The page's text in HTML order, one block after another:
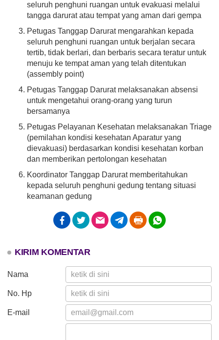
seluruh penghuni ruangan untuk evakuasi melalui
tangga darurat atau tempat yang aman dari gempa
Petugas Tanggap Darurat mengarahkan kepada
seluruh penghuni ruangan untuk berjalan secara
tertib, tidak berlari, dan berbaris secara teratur untuk
menuju ke tempat aman yang telah ditentukan
(assembly point)
Petugas Tanggap Darurat melaksanakan absensi
untuk mengetahui orang-orang yang turun
bersamanya
Petugas Pelayanan Kesehatan melaksanakan Triage
(pemilahan kondisi kesehatan Aparatur yang
dievakuasi) berdasarkan kondisi kesehatan korban
dan memberikan pertolongan kesehatan
Koordinator Tanggap Darurat memberitahukan
kepada seluruh penghuni gedung tentang situasi
keamanan gedung
KIRIM KOMENTAR
Nama
No. Hp
E-mail
Bagi Hasil Pajak Dan Retribusi
Anggaran
Rp 71.344.309,00
Realisasi
Rp 19.056.210,00